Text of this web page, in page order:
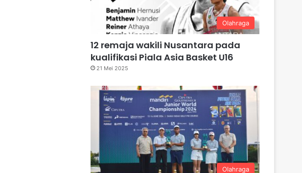
Olahraga
12 remaja wakili Nusantara pada
kualifikasi Piala Asia Basket U16
21 Mei 2025
Olahraga